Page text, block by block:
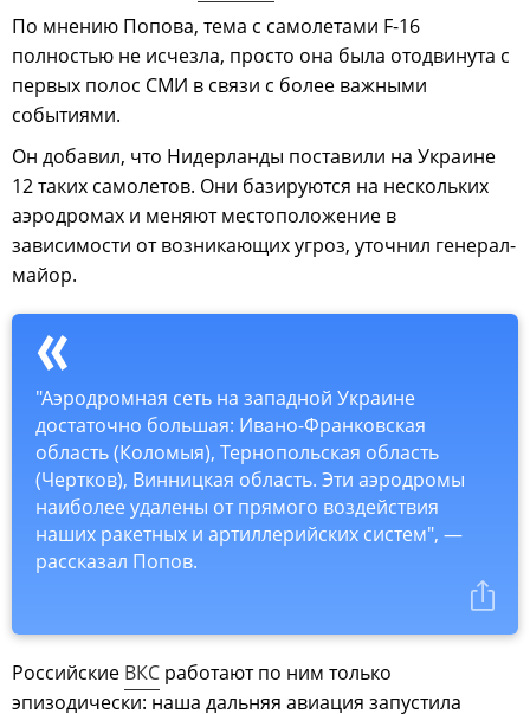
По мнению Попова, тема с самолетами F-16
полностью не исчезла, просто она была отодвинута с
первых полос СМИ в связи с более важными
событиями.
Он добавил, что Нидерланды поставили на Украине
12 таких самолетов. Они базируются на нескольких
аэродромах и меняют местоположение в
зависимости от возникающих угроз, уточнил генерал-
майор.
"Аэродромная сеть на западной Украине
достаточно большая: Ивано-Франковская
область (Коломыя), Тернопольская область
(Чертков), Винницкая область. Эти аэродромы
наиболее удалены от прямого воздействия
наших ракетных и артиллерийских систем", —
рассказал Попов.
Российские ВКС работают по ним только
эпизодически: наша дальняя авиация запустила